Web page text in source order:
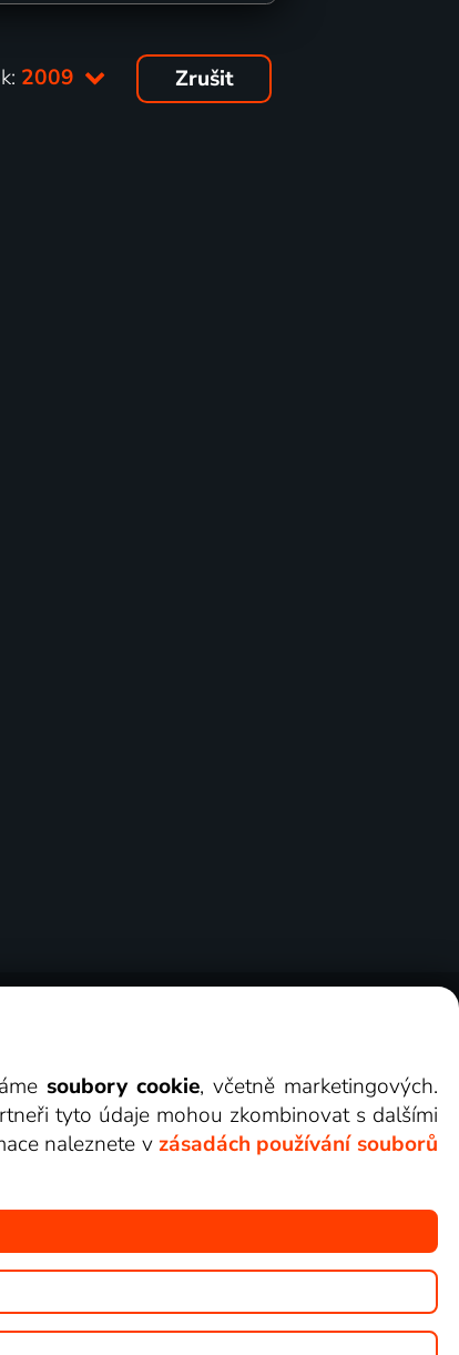
2009 Zrušit
v Lepší.TV.
soubory cookie, včetně marketingových.
tyto údaje mohou zkombinovat s dalšími
naleznete v zásadách používání souborů